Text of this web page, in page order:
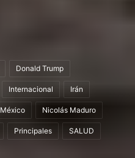
Donald Trump
Internacional Irán
México Nicolás Maduro
Principales SALUD